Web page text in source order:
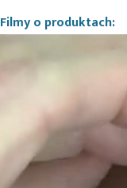
Filmy o produktach: